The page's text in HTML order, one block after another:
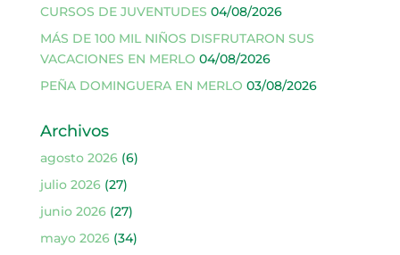
CURSOS DE JUVENTUDES 04/08/2026
MÁS DE 100 MIL NIÑOS DISFRUTARON SUS
VACACIONES EN MERLO 04/08/2026
PEÑA DOMINGUERA EN MERLO 03/08/2026
Archivos
agosto 2026(6)
julio 2026(27)
junio 2026(27)
mayo 2026(34)